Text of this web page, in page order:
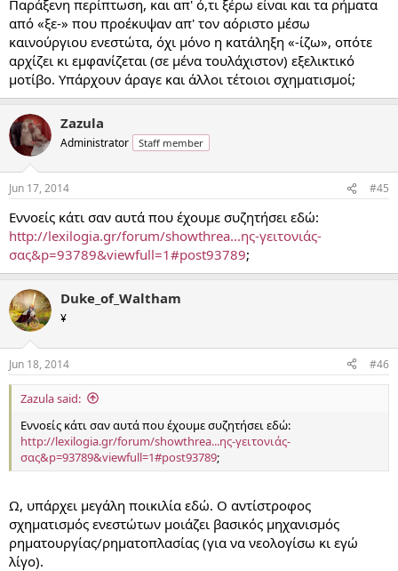
Παράξενη περίπτωση, και απ' ό,τι ξέρω είναι και τα ρήματα
από «ξε-» που προέκυψαν απ' τον αόριστο μέσω
καινούργιου ενεστώτα, όχι μόνο η κατάληξη «-ίζω», οπότε
αρχίζει κι εμφανίζεται (σε μένα τουλάχιστον) εξελικτικό
μοτίβο. Υπάρχουν άραγε και άλλοι τέτοιοι σχηματισμοί;
Zazula
Administrator Staff member
Jun 17, 2014 #45
Εννοείς κάτι σαν αυτά που έχουμε συζητήσει εδώ:
http://lexilogia.gr/forum/showthrea...ης-γειτονιάς-
σας&p=93789&viewfull=1#post93789;
Duke_of_Waltham
¥
Jun 18, 2014 #46
Zazula said:
Εννοείς κάτι σαν αυτά που έχουμε συζητήσει εδώ:
http://lexilogia.gr/forum/showthrea...ης-γειτονιάς-
σας&p=93789&viewfull=1#post93789;
Ω, υπάρχει μεγάλη ποικιλία εδώ. Ο αντίστροφος
σχηματισμός ενεστώτων μοιάζει βασικός μηχανισμός
ρηματουργίας/ρηματοπλασίας (για να νεολογίσω κι εγώ
λίγο).